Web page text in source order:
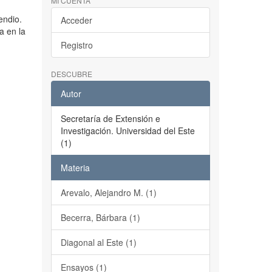
en la
Acceder
Registro
DESCUBRE
Autor
Secretaría de Extensión e
Investigación. Universidad del Este
(1)
Materia
Arevalo, Alejandro M. (1)
Becerra, Bárbara (1)
Diagonal al Este (1)
Ensayos (1)